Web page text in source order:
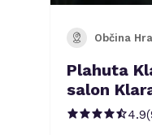
Občina
Plahuta
salon
4.9(